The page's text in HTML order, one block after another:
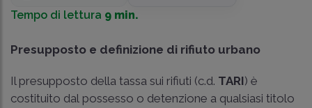
Tempo di lettura 9 min.
Presupposto e definizione di rifiuto urbano
Il presupposto della tassa sui rifiuti (c.d. TARI) è
costituito dal possesso o detenzione a qualsiasi titolo